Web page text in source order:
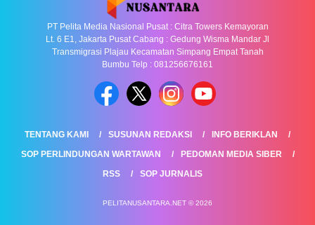
PT Pelita Media Nasional Pusat : Citra Towers Kemayoran
Lt. 6 E1, Jakarta Pusat Cabang : Gedung Wisma Mandar Jl
Transmigrasi Plajau Kecamatan Simpang Empat Tanah
Bumbu Telp : 081256676161
TENTANG KAMI SUSUNAN REDAKSI
INFO BERIKLAN
SOP PERLINDUNGAN WARTAWAN
PEDOMAN MEDIA SIBER
RSS
SOP JURNALIS
PELITANUSANTARA.NET © 2026